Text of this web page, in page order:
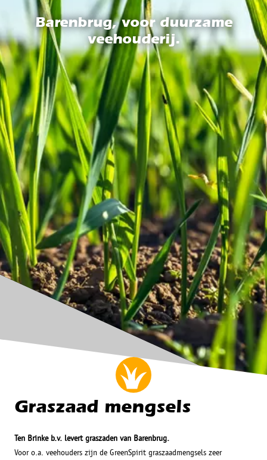
Barenbrug, voor duurzame
veehouderij.
Graszaad mengsels
Ten Brinke b.v. levert graszaden van Barenbrug.
Voor o.a. veehouders zijn de GreenSpirit graszaadmengsels zeer